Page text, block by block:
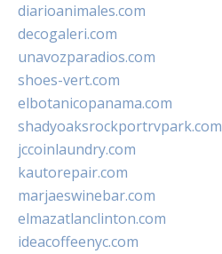
diarioanimales.com
decogaleri.com
unavozparadios.com
shoes-vert.com
elbotanicopanama.com
shadyoaksrockportrvpark.com
jccoinlaundry.com
kautorepair.com
marjaeswinebar.com
elmazatlanclinton.com
ideacoffeenyc.com